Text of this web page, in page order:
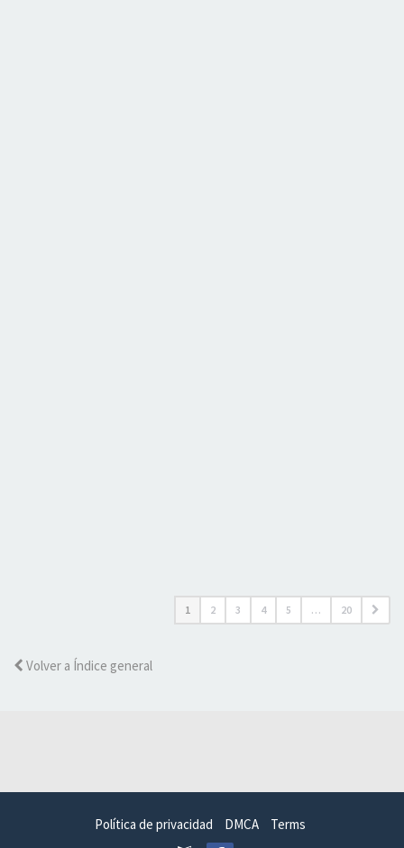
1 2 3 4 5 … 20
Volver a Índice general
Política de privacidad DMCA Terms